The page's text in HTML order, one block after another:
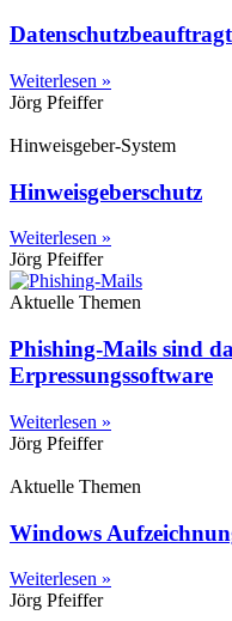
Weiterlesen »
Jörg Pfeiffer
Hinweisgeber-System
Hinweisgeberschutz
Weiterlesen »
Jörg Pfeiffer
Aktuelle Themen
Phishing-Mails sind
Erpressungssoftware
Weiterlesen »
Jörg Pfeiffer
Aktuelle Themen
Windows
Weiterlesen »
Jörg Pfeiffer